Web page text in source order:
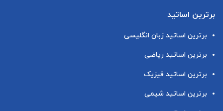
برترین اساتید
برترین اساتید زبان انگلیسی
برترین اساتید ریاضی
برترین اساتید فیزیک
برترین اساتید شیمی